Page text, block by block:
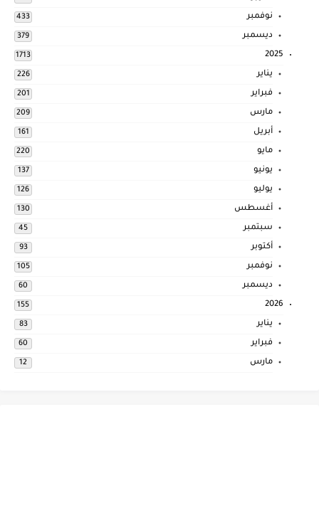
نوفمبر 433
ديسمبر 379
2025
1713
يناير 226
فبراير 201
مارس 209
أبريل 161
مايو 220
يونيو 137
يوليو 126
أغسطس 130
سبتمبر 45
أكتوبر 93
نوفمبر 105
ديسمبر 60
2026
155
يناير 83
فبراير 60
مارس 12